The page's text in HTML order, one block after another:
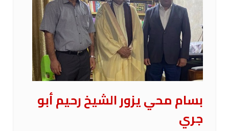
بسام محي يزور الشيخ رحيم أبو
جري